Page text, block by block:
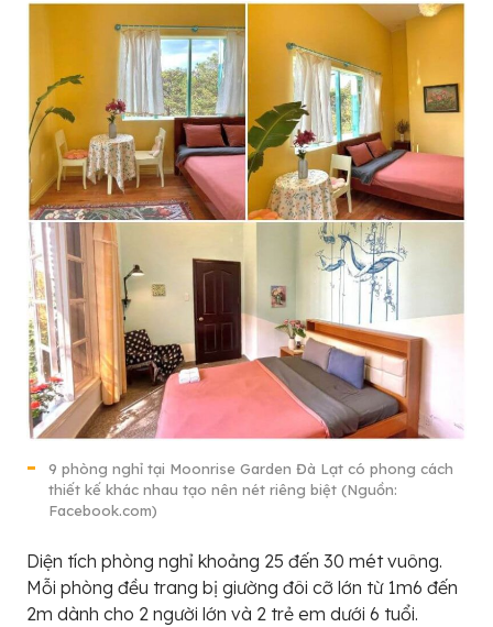
9 phòng nghỉ tại Moonrise Garden Đà Lạt có phong cách
thiết kế khác nhau tạo nên nét riêng biệt (Nguồn:
Facebook.com)
Diện tích phòng nghỉ khoảng 25 đến 30 mét vuông.
Mỗi phòng đều trang bị giường đôi cỡ lớn từ 1m6 đến
2m dành cho 2 người lớn và 2 trẻ em dưới 6 tuổi.